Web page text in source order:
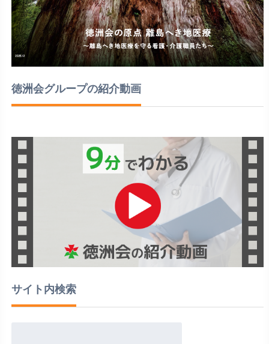
徳洲会グループの紹介動画
サイト内検索